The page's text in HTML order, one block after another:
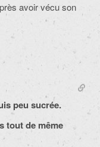
avoir vécu son
peu sucrée.
tout de même